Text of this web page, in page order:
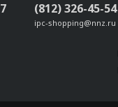
(812) 326-45-54
ipc-shopping@nnz.ru